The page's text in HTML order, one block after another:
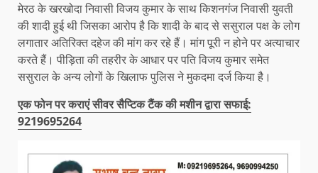
मेरठ के खरखोदा निवासी विजय कुमार के साथ किशनगंज निवासी युवती
की शादी हुई थी जिसका आरोप है कि शादी के बाद से ससुराल पक्ष के लोग
लगातार अतिरिक्त दहेज की मांग कर रहे हैं। मांग पूरी न होने पर अत्याचार
करते हैं। पीड़िता की तहरीर के आधार पर पति विजय कुमार समेत
ससुराल के अन्य लोगों के खिलाफ पुलिस ने मुकदमा दर्ज किया है।
एक फोन पर कराएं सीवर सैप्टिक टैंक की मशीन द्वारा सफाई:
9219695264